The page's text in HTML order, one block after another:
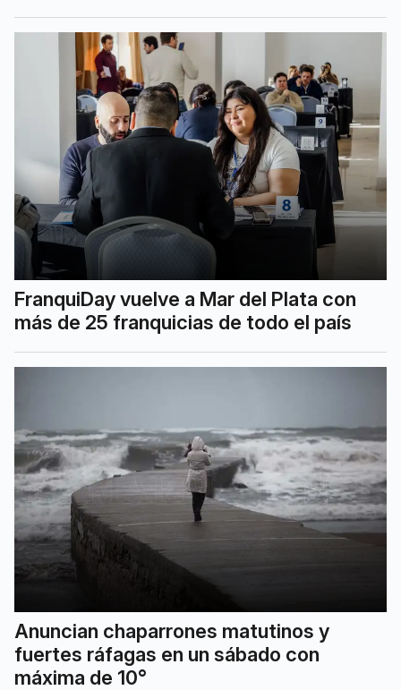
FranquiDay vuelve a Mar del Plata con
más de 25 franquicias de todo el país
Anuncian chaparrones matutinos y
fuertes ráfagas en un sábado con
máxima de 10°